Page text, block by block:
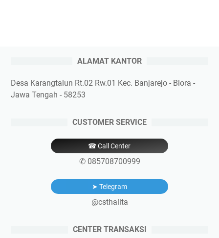
ALAMAT KANTOR
Desa Karangtalun Rt.02 Rw.01 Kec. Banjarejo - Blora -
Jawa Tengah - 58253
CUSTOMER SERVICE
☎ Call Center
✆ 085708700999
➤ Telegram
@csthalita
CENTER TRANSAKSI